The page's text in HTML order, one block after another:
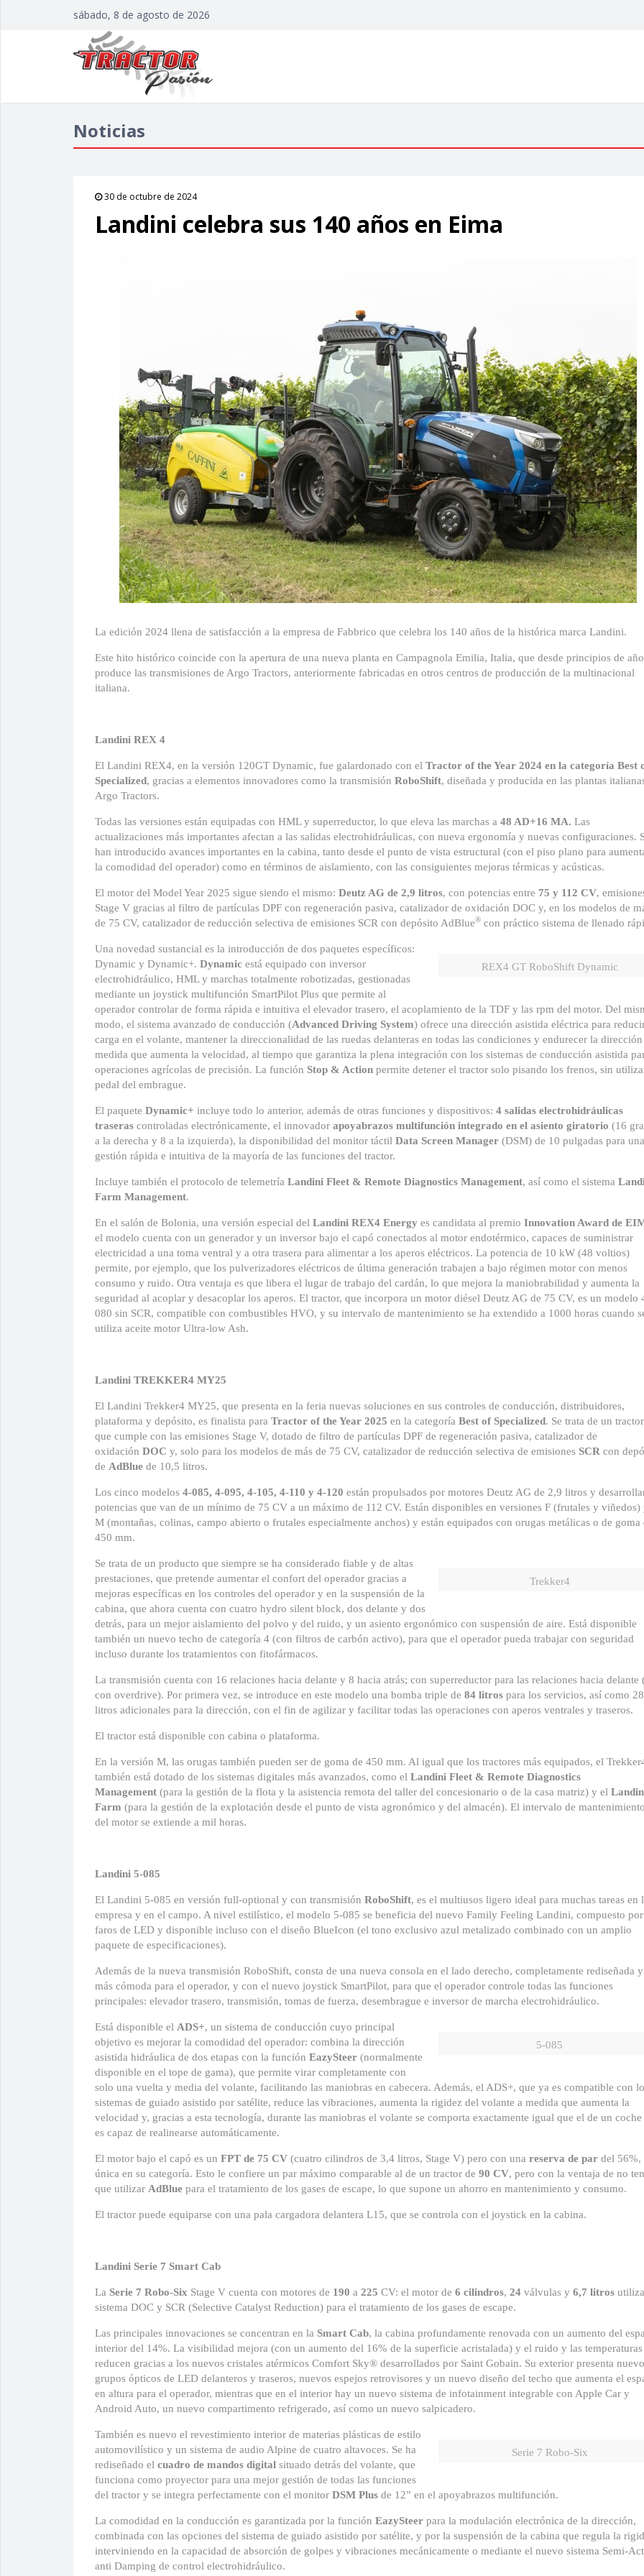
sábado, 8 de agosto de 2026
Noticias
30 de octubre de 2024
Landini celebra sus 140 años en Eima
La edición 2024 llena de satisfacción a la empresa de Fabbrico que celebra los 140 años de la histórica marca Landini.
Este hito histórico coincide con la apertura de una nueva planta en Campagnola Emilia, Italia, que desde principios de año
produce las transmisiones de Argo Tractors, anteriormente fabricadas en otros centros de producción de la multinacional
italiana.
Landini REX 4
El Landini REX4, en la versión 120GT Dynamic, fue galardonado con el Tractor of the Year 2024 en la categoría Best
Specialized, gracias a elementos innovadores como la transmisión RoboShift, diseñada y producida en las plantas
Argo Tractors.
Todas las versiones están equipadas con HML y superreductor, lo que eleva las marchas a 48 AD+16 MA. Las
actualizaciones más importantes afectan a las salidas electrohidráulicas, con nueva ergonomía y nuevas configuraciones.
han introducido avances importantes en la cabina, tanto desde el punto de vista estructural (con el piso plano para
la comodidad del operador) como en términos de aislamiento, con las consiguientes mejoras térmicas y acústicas.
El motor del Model Year 2025 sigue siendo el mismo: Deutz AG de 2,9 litros, con potencias entre 75 y 112 CV,
Stage V gracias al filtro de partículas DPF con regeneración pasiva, catalizador de oxidación DOC y, en los modelos de
de 75 CV, catalizador de reducción selectiva de emisiones SCR con depósito AdBlue® con práctico sistema de llenado
REX4 GT RoboShift Dynamic
Una novedad sustancial es la introducción de dos paquetes específicos:
Dynamic y Dynamic+. Dynamic está equipado con inversor
electrohidráulico, HML y marchas totalmente robotizadas, gestionadas
mediante un joystick multifunción SmartPilot Plus que permite al
operador controlar de forma rápida e intuitiva el elevador trasero, el acoplamiento de la TDF y las rpm del motor. Del
modo, el sistema avanzado de conducción (Advanced Driving System) ofrece una dirección asistida eléctrica para
carga en el volante, mantener la direccionalidad de las ruedas delanteras en todas las condiciones y endurecer la dirección
medida que aumenta la velocidad, al tiempo que garantiza la plena integración con los sistemas de conducción asistida
operaciones agrícolas de precisión. La función Stop & Action permite detener el tractor solo pisando los frenos, sin
pedal del embrague.
El paquete Dynamic+ incluye todo lo anterior, además de otras funciones y dispositivos: 4 salidas electrohidráulicas
traseras controladas electrónicamente, el innovador apoyabrazos multifunción integrado en el asiento giratorio (16
a la derecha y 8 a la izquierda), la disponibilidad del monitor táctil Data Screen Manager (DSM) de 10 pulgadas para una
gestión rápida e intuitiva de la mayoría de las funciones del tractor.
Incluye también el protocolo de telemetría Landini Fleet & Remote Diagnostics Management, así como el sistema
Farm Management.
En el salón de Bolonia, una versión especial del Landini REX4 Energy es candidata al premio Innovation Award de
el modelo cuenta con un generador y un inversor bajo el capó conectados al motor endotérmico, capaces de suministrar
electricidad a una toma ventral y a otra trasera para alimentar a los aperos eléctricos. La potencia de 10 kW (48 voltios)
permite, por ejemplo, que los pulverizadores eléctricos de última generación trabajen a bajo régimen motor con menos
consumo y ruido. Otra ventaja es que libera el lugar de trabajo del cardán, lo que mejora la maniobrabilidad y aumenta la
seguridad al acoplar y desacoplar los aperos. El tractor, que incorpora un motor diésel Deutz AG de 75 CV, es un modelo
080 sin SCR, compatible con combustibles HVO, y su intervalo de mantenimiento se ha extendido a 1000 horas cuando
utiliza aceite motor Ultra-low Ash.
Landini TREKKER4 MY25
El Landini Trekker4 MY25, que presenta en la feria nuevas soluciones en sus controles de conducción, distribuidores,
plataforma y depósito, es finalista para Tractor of the Year 2025 en la categoría Best of Specialized. Se trata de un tractor
que cumple con las emisiones Stage V, dotado de filtro de partículas DPF de regeneración pasiva, catalizador de
oxidación DOC y, solo para los modelos de más de 75 CV, catalizador de reducción selectiva de emisiones SCR con
de AdBlue de 10,5 litros.
Los cinco modelos 4-085, 4-095, 4-105, 4-110 y 4-120 están propulsados por motores Deutz AG de 2,9 litros y
potencias que van de un mínimo de 75 CV a un máximo de 112 CV. Están disponibles en versiones F (frutales y viñedos)
M (montañas, colinas, campo abierto o frutales especialmente anchos) y están equipados con orugas metálicas o de goma
450 mm.
Trekker4
Se trata de un producto que siempre se ha considerado fiable y de altas
prestaciones, que pretende aumentar el confort del operador gracias a
mejoras específicas en los controles del operador y en la suspensión de la
cabina, que ahora cuenta con cuatro hydro silent block, dos delante y dos
detrás, para un mejor aislamiento del polvo y del ruido, y un asiento ergonómico con suspensión de aire. Está disponible
también un nuevo techo de categoría 4 (con filtros de carbón activo), para que el operador pueda trabajar con seguridad
incluso durante los tratamientos con fitofármacos.
La transmisión cuenta con 16 relaciones hacia delante y 8 hacia atrás; con superreductor para las relaciones hacia delante
con overdrive). Por primera vez, se introduce en este modelo una bomba triple de 84 litros para los servicios, así como 28
litros adicionales para la dirección, con el fin de agilizar y facilitar todas las operaciones con aperos ventrales y traseros.
El tractor está disponible con cabina o plataforma.
En la versión M, las orugas también pueden ser de goma de 450 mm. Al igual que los tractores más equipados, el
también está dotado de los sistemas digitales más avanzados, como el Landini Fleet & Remote Diagnostics
Management (para la gestión de la flota y la asistencia remota del taller del concesionario o de la casa matriz) y el
Farm (para la gestión de la explotación desde el punto de vista agronómico y del almacén). El intervalo de mantenimiento
del motor se extiende a mil horas.
Landini 5-085
El Landini 5-085 en versión full-optional y con transmisión RoboShift, es el multiusos ligero ideal para muchas tareas en
empresa y en el campo. A nivel estilístico, el modelo 5-085 se beneficia del nuevo Family Feeling Landini, compuesto por
faros de LED y disponible incluso con el diseño BlueIcon (el tono exclusivo azul metalizado combinado con un amplio
paquete de especificaciones).
Además de la nueva transmisión RoboShift, consta de una nueva consola en el lado derecho, completamente rediseñada y
más cómoda para el operador, y con el nuevo joystick SmartPilot, para que el operador controle todas las funciones
principales: elevador trasero, transmisión, tomas de fuerza, desembrague e inversor de marcha electrohidráulico.
5-085
Está disponible el ADS+, un sistema de conducción cuyo principal
objetivo es mejorar la comodidad del operador: combina la dirección
asistida hidráulica de dos etapas con la función EazySteer (normalmente
disponible en el tope de gama), que permite virar completamente con
solo una vuelta y media del volante, facilitando las maniobras en cabecera. Además, el ADS+, que ya es compatible con
sistemas de guiado asistido por satélite, reduce las vibraciones, aumenta la rigidez del volante a medida que aumenta la
velocidad y, gracias a esta tecnología, durante las maniobras el volante se comporta exactamente igual que el de un coche
es capaz de realinearse automáticamente.
El motor bajo el capó es un FPT de 75 CV (cuatro cilindros de 3,4 litros, Stage V) pero con una reserva de par del 56%,
única en su categoría. Esto le confiere un par máximo comparable al de un tractor de 90 CV, pero con la ventaja de no
que utilizar AdBlue para el tratamiento de los gases de escape, lo que supone un ahorro en mantenimiento y consumo.
El tractor puede equiparse con una pala cargadora delantera L15, que se controla con el joystick en la cabina.
Landini Serie 7 Smart Cab
La Serie 7 Robo-Six Stage V cuenta con motores de 190 a 225 CV: el motor de 6 cilindros, 24 válvulas y 6,7 litros
sistema DOC y SCR (Selective Catalyst Reduction) para el tratamiento de los gases de escape.
Las principales innovaciones se concentran en la Smart Cab, la cabina profundamente renovada con un aumento del
interior del 14%. La visibilidad mejora (con un aumento del 16% de la superficie acristalada) y el ruido y las temperaturas
reducen gracias a los nuevos cristales atérmicos Comfort Sky® desarrollados por Saint Gobain. Su exterior presenta
grupos ópticos de LED delanteros y traseros, nuevos espejos retrovisores y un nuevo diseño del techo que aumenta el
en altura para el operador, mientras que en el interior hay un nuevo sistema de infotainment integrable con Apple Car y
Android Auto, un nuevo compartimento refrigerado, así como un nuevo salpicadero.
Serie 7 Robo-Six
También es nuevo el revestimiento interior de materias plásticas de estilo
automovilístico y un sistema de audio Alpine de cuatro altavoces. Se ha
rediseñado el cuadro de mandos digital situado detrás del volante, que
funciona como proyector para una mejor gestión de todas las funciones
del tractor y se integra perfectamente con el monitor DSM Plus de 12” en el apoyabrazos multifunción.
La comodidad en la conducción es garantizada por la función EazySteer para la modulación electrónica de la dirección,
combinada con las opciones del sistema de guiado asistido por satélite, y por la suspensión de la cabina que regula la
interviniendo en la capacidad de absorción de golpes y vibraciones mecánicamente o mediante el nuevo sistema Semi-
anti Damping de control electrohidráulico.